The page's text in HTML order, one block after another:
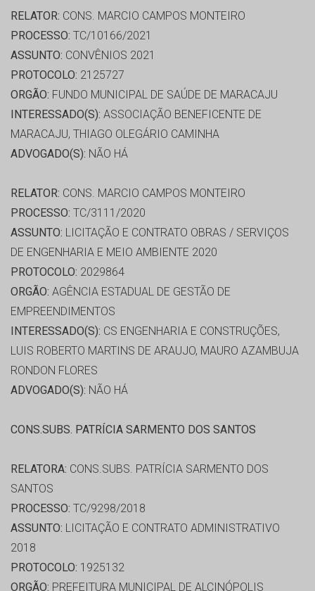
RELATOR: CONS. MARCIO CAMPOS MONTEIRO
PROCESSO: TC/10166/2021
ASSUNTO: CONVÊNIOS 2021
PROTOCOLO: 2125727
ORGÃO: FUNDO MUNICIPAL DE SAÚDE DE MARACAJU
INTERESSADO(S): ASSOCIAÇÃO BENEFICENTE DE
MARACAJU, THIAGO OLEGÁRIO CAMINHA
ADVOGADO(S): NÃO HÁ
RELATOR: CONS. MARCIO CAMPOS MONTEIRO
PROCESSO: TC/3111/2020
ASSUNTO: LICITAÇÃO E CONTRATO OBRAS / SERVIÇOS
DE ENGENHARIA E MEIO AMBIENTE 2020
PROTOCOLO: 2029864
ORGÃO: AGÊNCIA ESTADUAL DE GESTÃO DE
EMPREENDIMENTOS
INTERESSADO(S): CS ENGENHARIA E CONSTRUÇÕES,
LUIS ROBERTO MARTINS DE ARAUJO, MAURO AZAMBUJA
RONDON FLORES
ADVOGADO(S): NÃO HÁ
CONS.SUBS. PATRÍCIA SARMENTO DOS SANTOS
RELATORA: CONS.SUBS. PATRÍCIA SARMENTO DOS
SANTOS
PROCESSO: TC/9298/2018
ASSUNTO: LICITAÇÃO E CONTRATO ADMINISTRATIVO
2018
PROTOCOLO: 1925132
ORGÃO: PREFEITURA MUNICIPAL DE ALCINÓPOLIS